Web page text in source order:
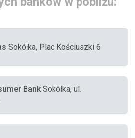
Sokółka, Plac Kościuszki 6
BankSokółka, ul.